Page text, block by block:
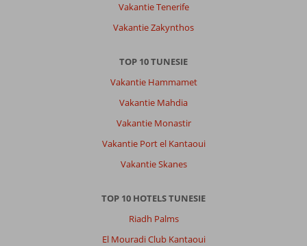
Vakantie Tenerife
Vakantie Zakynthos
TOP 10 TUNESIE
Vakantie Hammamet
Vakantie Mahdia
Vakantie Monastir
Vakantie Port el Kantaoui
Vakantie Skanes
TOP 10 HOTELS TUNESIE
Riadh Palms
El Mouradi Club Kantaoui